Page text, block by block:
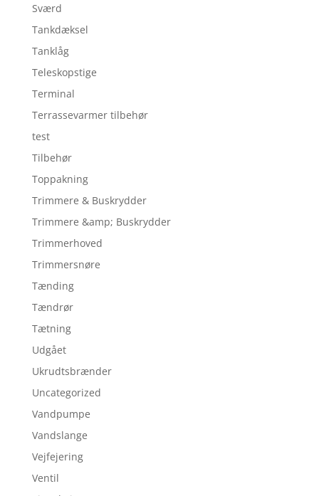
Sværd
Tankdæksel
Tanklåg
Teleskopstige
Terminal
Terrassevarmer tilbehør
test
Tilbehør
Toppakning
Trimmere & Buskrydder
Trimmere &amp; Buskrydder
Trimmerhoved
Trimmersnøre
Tænding
Tændrør
Tætning
Udgået
Ukrudtsbrænder
Uncategorized
Vandpumpe
Vandslange
Vejfejering
Ventil